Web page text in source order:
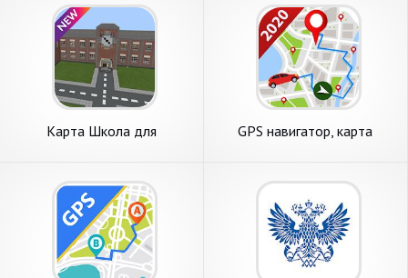
Карта Школа для
GPS навигатор, карта